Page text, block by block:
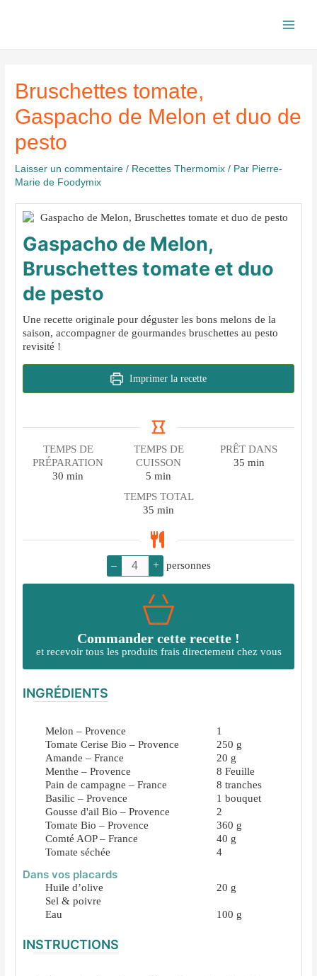
Bruschettes tomate,
Gaspacho de Melon et duo de
pesto
Laisser un commentaire / Recettes Thermomix / Par Pierre-
Marie de Foodymix
Gaspacho de Melon,
Bruschettes tomate et duo
de pesto
Une recette originale pour déguster les bons melons de la
saison, accompagner de gourmandes bruschettes au pesto
revisité !
Imprimer la recette
TEMPS DE
PRÉPARATION
30 minutes
min
TEMPS DE
CUISSON
5 minutes
min
PRÊT DANS
35minutes
min
TEMPS TOTAL
35 minutes
min
– + personnes
Commander cette recette !
et recevoir tous les produits frais directement chez vous
INGRÉDIENTS
Melon – Provence
1
Tomate Cerise Bio – Provence
250 g
Amande – France
20 g
Menthe – Provence
8 Feuille
Pain de campagne – France
8 tranches
Basilic – Provence
1 bouquet
Gousse d'ail Bio – Provence
2
Tomate Bio – Provence
360 g
Comté AOP – France
40 g
Tomate séchée
4
Dans vos placards
Huile d’olive 20 g
Sel & poivre
Eau
100 g
INSTRUCTIONS